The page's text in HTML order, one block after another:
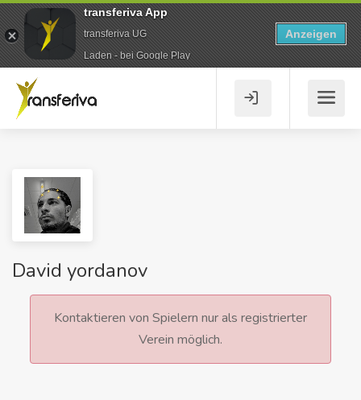
David yordanov
Kontaktieren von Spielern nur als registrierter
Verein möglich.
transferiva App
transferiva UG
Laden - bei Google Play
Anzeigen